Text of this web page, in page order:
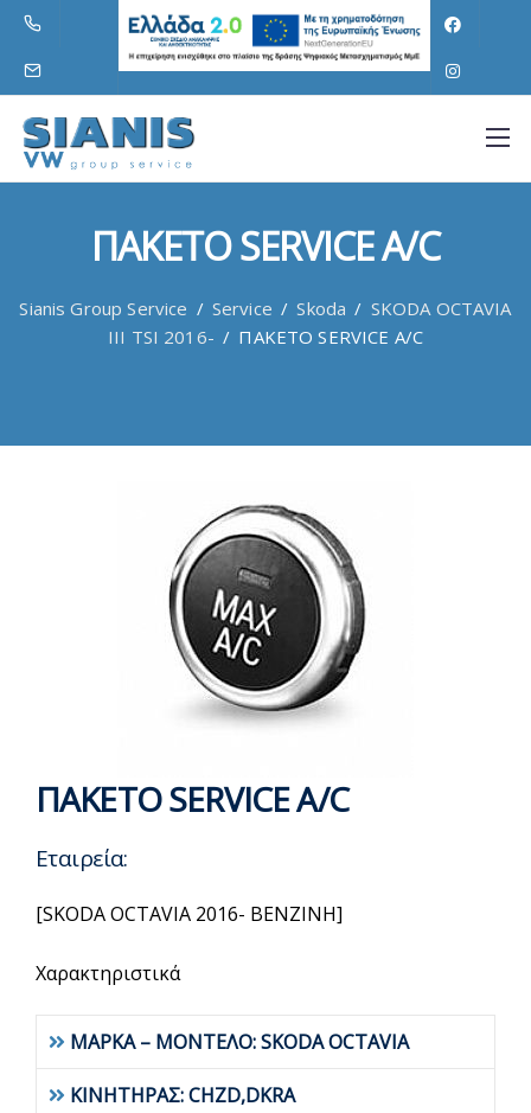
ΠΑΚΕΤΟ SERVICE A/C
Sianis Group Service / Service / Skoda / SKODA OCTAVIA
III TSI 2016- / ΠΑΚΕΤΟ SERVICE A/C
ΠΑΚΕΤΟ SERVICE A/C
Εταιρεία:
[SKODA OCTAVIA 2016- BENZINH]
Χαρακτηριστικά
ΜΑΡΚΑ – ΜΟΝΤΕΛΟ: SKODA OCTAVIA
ΚΙΝΗΤΗΡΑΣ: CHZD,DKRA